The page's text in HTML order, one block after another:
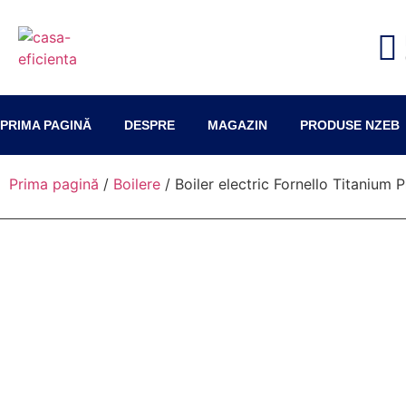
PRIMA PAGINĂ DESPRE MAGAZIN PRODUSE NZEB
Prima pagină / Boilere / Boiler electric Fornello Titanium